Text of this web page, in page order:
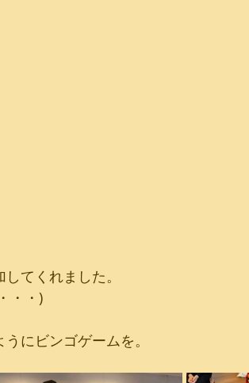
てくれました。
・・)
にビンゴゲームを。